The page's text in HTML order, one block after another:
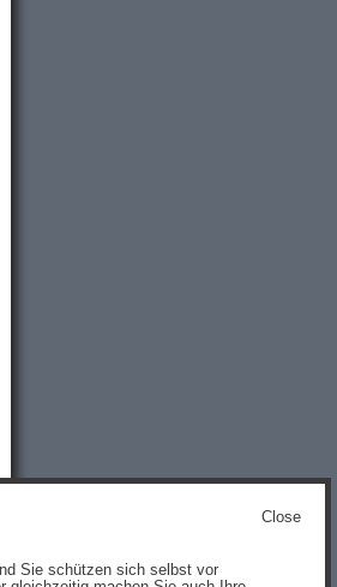
Close
Sie schützen sich selbst vor